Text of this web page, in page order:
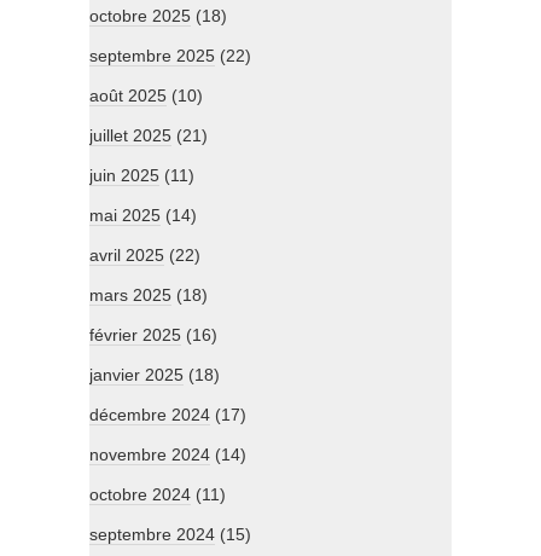
octobre 2025 (18)
septembre 2025 (22)
août 2025 (10)
juillet 2025 (21)
juin 2025 (11)
mai 2025 (14)
avril 2025 (22)
mars 2025 (18)
février 2025 (16)
janvier 2025 (18)
décembre 2024 (17)
novembre 2024 (14)
octobre 2024 (11)
septembre 2024 (15)